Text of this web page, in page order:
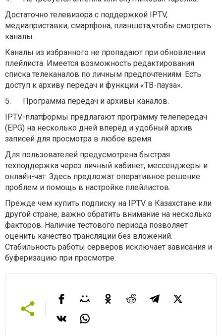
Достаточно телевизора с поддержкой IPTV,
медиаприставки, смартфона, планшета,чтобы смотреть
каналы.
Каналы из избранного не пропадают при обновлении
плейлиста. Имеется возможность редактирования
списка телеканалов по личным предпочтениям. Есть
доступ к архиву передач и функции «ТВ-пауза».
5.
Программа передач и архивы каналов.
IPTV-платформы предлагают программу телепередач
(EPG) на несколько дней вперёд и удобный архив
записей для просмотра в любое время.
Для пользователей предусмотрена быстрая
техподдержка через личный кабинет, мессенджеры и
онлайн-чат. Здесь предложат оперативное решение
проблем и помощь в настройке плейлистов.
Прежде чем купить подписку на IPTV в Казахстане или
другой стране, важно обратить внимание на несколько
факторов. Наличие тестового периода позволяет
оценить качество трансляции без вложений.
Стабильность работы серверов исключает зависания и
буферизацию при просмотре.